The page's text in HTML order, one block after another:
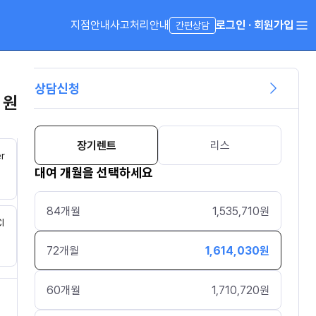
지점안내사고처리안내 간편상담 로그인 · 회원가입
상담신청
장기렌트 리스
대여 개월을 선택하세요
84개월 1,535,710원
72개월 1,614,030원
60개월 1,710,720원